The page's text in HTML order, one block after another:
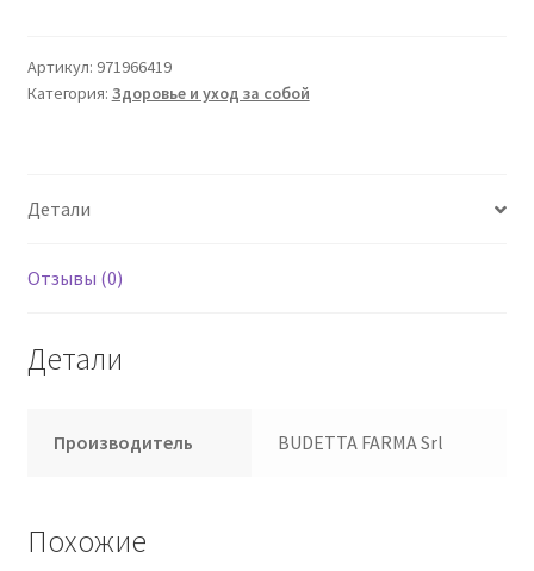
CLIAORTHO
/
Артикул: 971966419
Категория: Здоровье и уход за собой
Детали
Отзывы (0)
Детали
Производитель BUDETTA FARMA Srl
Похожие